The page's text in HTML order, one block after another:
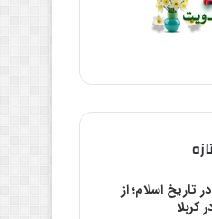
تاریخ اسلام؛ از